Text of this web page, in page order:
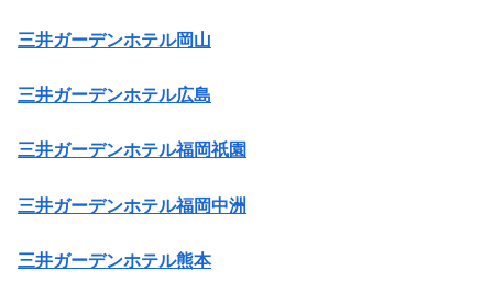
三井ガーデンホテル岡山
三井ガーデンホテル広島
三井ガーデンホテル福岡祇園
三井ガーデンホテル福岡中洲
三井ガーデンホテル熊本